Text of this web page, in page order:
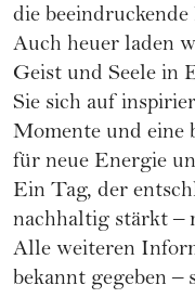
die
Auch heuer laden
Geist und Seele in
Sie sich auf
Momente und eine
für neue Energie
Ein Tag, der
nachhaltig stärkt –
Alle weiteren
bekannt gegeben –